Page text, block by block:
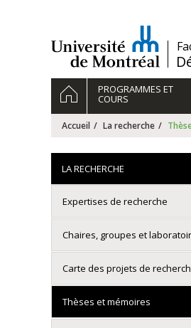
/
Navigation
principale
ACCUEILPROGRAMMES ET
COURS
Accueil La recherche
LA RECHERCHE
Expertises de recherche
Chaires, groupes et
Carte des projets de
Thèses et mémoires